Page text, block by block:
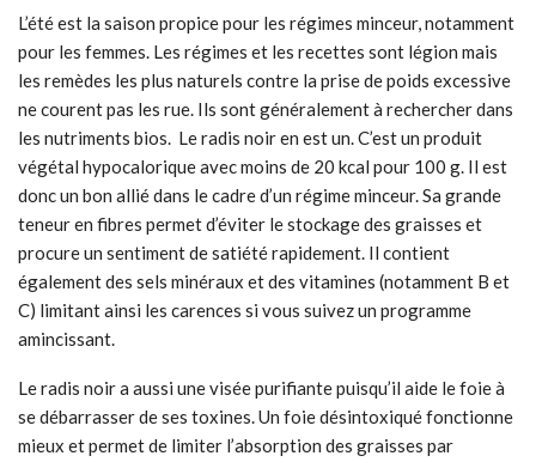
L’été est la saison propice pour les régimes minceur, notamment
pour les femmes. Les régimes et les recettes sont légion mais
les remèdes les plus naturels contre la prise de poids excessive
ne courent pas les rue. Ils sont généralement à rechercher dans
les nutriments bios. Le radis noir en est un. C’est un produit
végétal hypocalorique avec moins de 20 kcal pour 100 g. Il est
donc un bon allié dans le cadre d’un régime minceur. Sa grande
teneur en fibres permet d’éviter le stockage des graisses et
procure un sentiment de satiété rapidement. Il contient
également des sels minéraux et des vitamines (notamment B et
C) limitant ainsi les carences si vous suivez un programme
amincissant.
Le radis noir a aussi une visée purifiante puisqu’il aide le foie à
se débarrasser de ses toxines. Un foie désintoxiqué fonctionne
mieux et permet de limiter l’absorption des graisses par